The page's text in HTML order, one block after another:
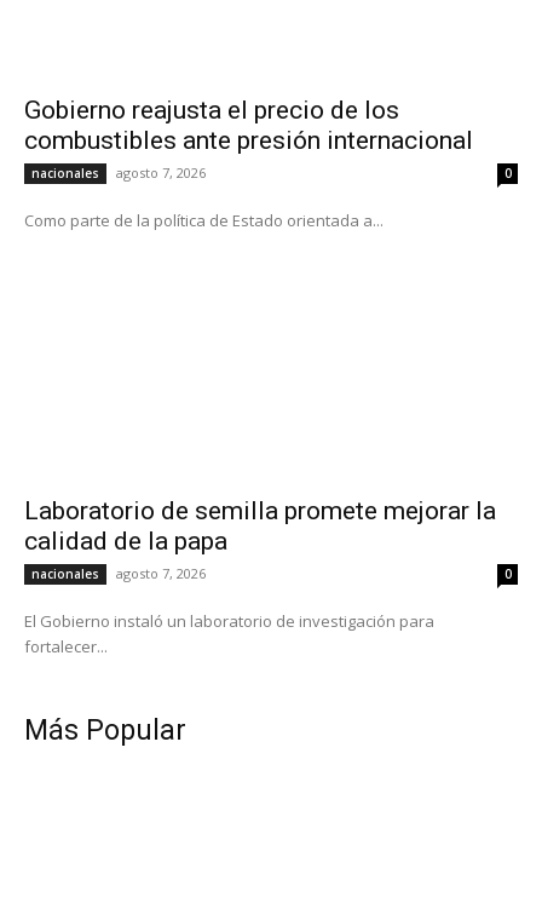
Gobierno reajusta el precio de los
combustibles ante presión internacional
nacionales agosto 7, 2026 0
Como parte de la política de Estado orientada a...
Laboratorio de semilla promete mejorar la
calidad de la papa
nacionales agosto 7, 2026 0
El Gobierno instaló un laboratorio de investigación para
fortalecer...
Más Popular